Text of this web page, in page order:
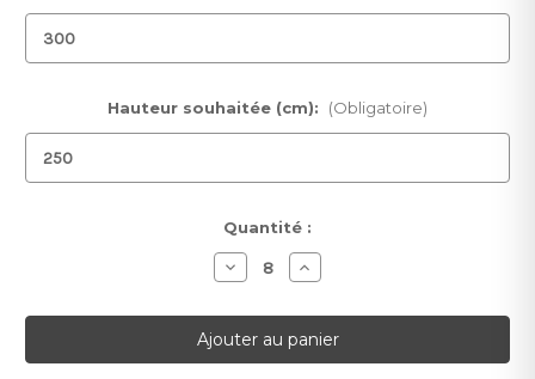
Hauteur souhaitée (cm): (Obligatoire)
Quantité :
Diminuer
la
pour
Papier
peint
Skyline
Augmenter
la
pour
Papier
peint
Skyline